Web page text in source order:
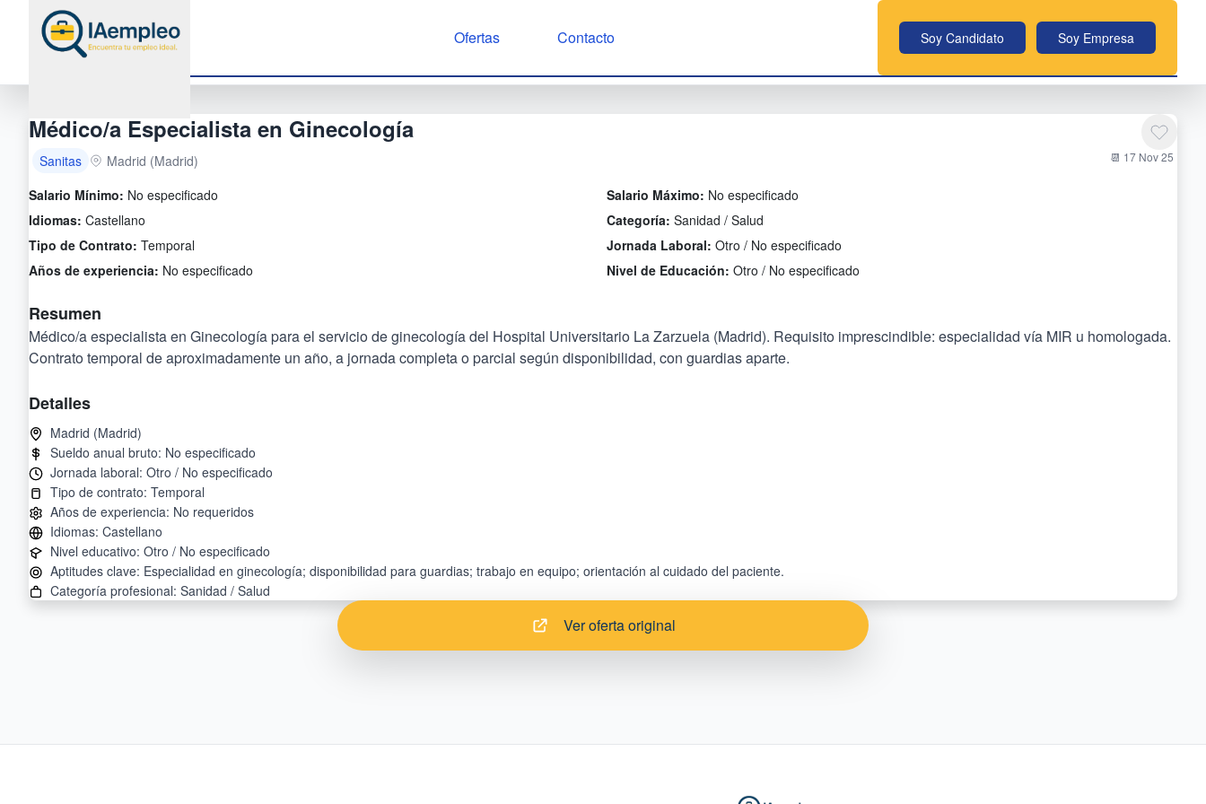
Ofertas Contacto Soy Candidato Soy Empresa
Médico/a Especialista en Ginecología
Sanitas Madrid (Madrid) 📆 17 Nov 25
Salario Mínimo: No especificado Salario Máximo: No especificado
Idiomas: Castellano Categoría: Sanidad / Salud
Tipo de Contrato: Temporal Jornada Laboral: Otro / No especificado
Años de experiencia: No especificado Nivel de Educación: Otro / No especificado
Resumen
Médico/a especialista en Ginecología para el servicio de ginecología del Hospital Universitario La Zarzuela (Madrid). Requisito imprescindible: especialidad vía MIR u homologada.
Contrato temporal de aproximadamente un año, a jornada completa o parcial según disponibilidad, con guardias aparte.
Detalles
Ver oferta original